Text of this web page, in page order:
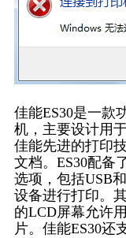
佳能ES30是一款
机，主要设计用
佳能先进的打印
文档。ES30配备
选项，包括USB
设备进行打印。
的LCD屏幕允许
片。佳能ES30还